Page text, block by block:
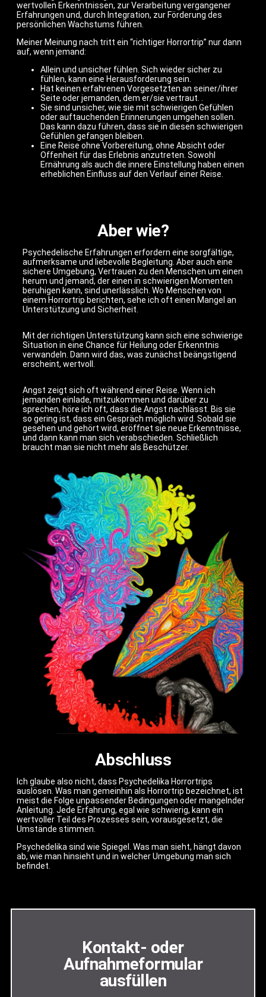
wertvollen Erkenntnissen, zur Verarbeitung vergangener
Erfahrungen und, durch Integration, zur Förderung des
persönlichen Wachstums führen.
Meiner Meinung nach tritt ein “richtiger Horrortrip” nur dann
auf, wenn jemand:
Allein und unsicher fühlen. Sich wieder sicher zu
fühlen, kann eine Herausforderung sein.
Hat keinen erfahrenen Vorgesetzten an seiner/ihrer
Seite oder jemanden, dem er/sie vertraut. .
Sie sind unsicher, wie sie mit schwierigen Gefühlen
oder auftauchenden Erinnerungen umgehen sollen.
Das kann dazu führen, dass sie in diesen schwierigen
Gefühlen gefangen bleiben.
Eine Reise ohne Vorbereitung, ohne Absicht oder
Offenheit für das Erlebnis anzutreten. Sowohl
Ernährung als auch die innere Einstellung haben einen
erheblichen Einfluss auf den Verlauf einer Reise.
Aber wie?
Psychedelische Erfahrungen erfordern eine sorgfältige,
aufmerksame und liebevolle Begleitung. Aber auch eine
sichere Umgebung, Vertrauen zu den Menschen um einen
herum und jemand, der einen in schwierigen Momenten
beruhigen kann, sind unerlässlich. Wo Menschen von
einem Horrortrip berichten, sehe ich oft einen Mangel an
Unterstützung und Sicherheit.
Mit der richtigen Unterstützung kann sich eine schwierige
Situation in eine Chance für Heilung oder Erkenntnis
verwandeln. Dann wird das, was zunächst beängstigend
erscheint, wertvoll.
Angst zeigt sich oft während einer Reise. Wenn ich
jemanden einlade, mitzukommen und darüber zu
sprechen, höre ich oft, dass die Angst nachlässt. Bis sie
so gering ist, dass ein Gespräch möglich wird. Sobald sie
gesehen und gehört wird, eröffnet sie neue Erkenntnisse,
und dann kann man sich verabschieden. Schließlich
braucht man sie nicht mehr als Beschützer.
Abschluss
Ich glaube also nicht, dass Psychedelika Horrortrips
auslösen. Was man gemeinhin als Horrortrip bezeichnet, ist
meist die Folge unpassender Bedingungen oder mangelnder
Anleitung. Jede Erfahrung, egal wie schwierig, kann ein
wertvoller Teil des Prozesses sein, vorausgesetzt, die
Umstände stimmen.
Psychedelika sind wie Spiegel. Was man sieht, hängt davon
ab, wie man hinsieht und in welcher Umgebung man sich
befindet.
Kontakt- oder
Aufnahmeformular
ausfüllen